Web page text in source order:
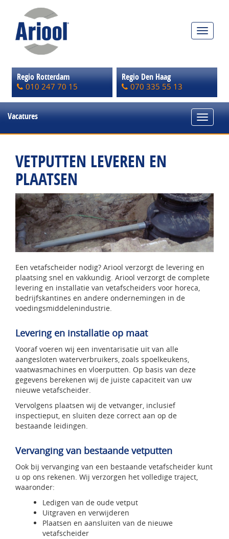
Toggle
Regio Rotterdam
010 247 70 15
Regio Den Haag
070 335 55 13
Vacatures
Toggle
VETPUTTEN LEVEREN EN
PLAATSEN
Een vetafscheider nodig? Ariool verzorgt de levering en
plaatsing snel en vakkundig. Ariool verzorgt de complete
levering en installatie van vetafscheiders voor horeca,
bedrijfskantines en andere ondernemingen in de
voedingsmiddelenindustrie.
Levering en installatie op maat
Vooraf voeren wij een inventarisatie uit van alle
aangesloten waterverbruikers, zoals spoelkeukens,
vaatwasmachines en vloerputten. Op basis van deze
gegevens berekenen wij de juiste capaciteit van uw
nieuwe vetafscheider.
Vervolgens plaatsen wij de vetvanger, inclusief
inspectieput, en sluiten deze correct aan op de
bestaande leidingen.
Vervanging van bestaande vetputten
Ook bij vervanging van een bestaande vetafscheider kunt
u op ons rekenen. Wij verzorgen het volledige traject,
waaronder:
Ledigen van de oude vetput
Uitgraven en verwijderen
Plaatsen en aansluiten van de nieuwe
vetafscheider